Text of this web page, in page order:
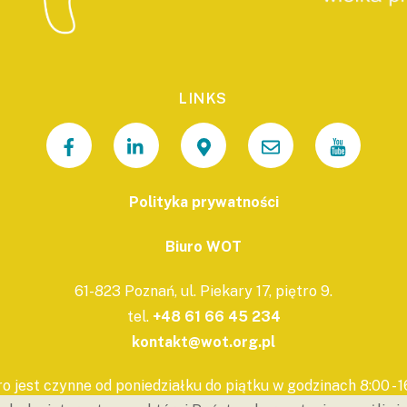
LINKS
Polityka prywatności
Biuro WOT
61-823 Poznań, ul. Piekary 17, piętro 9.
tel. +48 61 66 45 234
kontakt@wot.org.pl
jest czynne od poniedziałku do piątku w godzinach 8:00 -